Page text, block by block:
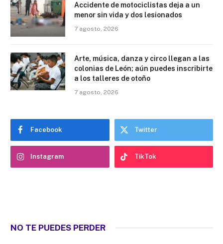
Accidente de motociclistas deja a un
menor sin vida y dos lesionados
7 agosto, 2026
Arte, música, danza y circo llegan a las
colonias de León; aún puedes inscribirte
a los talleres de otoño
7 agosto, 2026
Facebook Twitter
Instagram TikTok
NO TE PUEDES PERDER